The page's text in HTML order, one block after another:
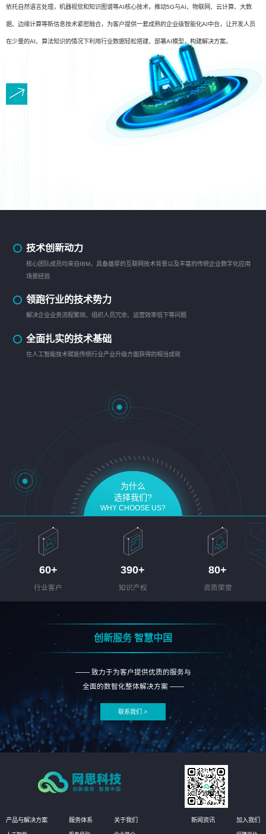
依托自然语言处理，机器视觉和知识图谱等AI核心技术，推动5G与AI、物联网、云计算、大数
据、边缘计算等新信息技术紧密融合，为客户提供一套成熟的企业级智能化AI中台，让开发人员
在少量的AI、算法知识的情况下利用行业数据轻松搭建、部署AI模型，构建解决方案。
技术创新动力
核心团队成员均来自IBM，具备雄厚的互联网技术背景以及丰富的传统企业数字化应用
场景经验
领跑行业的技术势力
解决企业业务流程繁琐、组织人员冗余、运营效率低下等问题
全面扎实的技术基础
在人工智能技术赋能传统行业产业升级方面获得的相当成就
为什么
选择我们?
WHY CHOOSE US?
60+
行业客户
390+
知识产权
80+
资质荣誉
创新服务 智慧中国
—— 致力于为客户提供优质的服务与
全面的数智化整体解决方案 ——
联系我们 >
产品与解决方案 服务体系 关于我们 新闻资讯 加入我们